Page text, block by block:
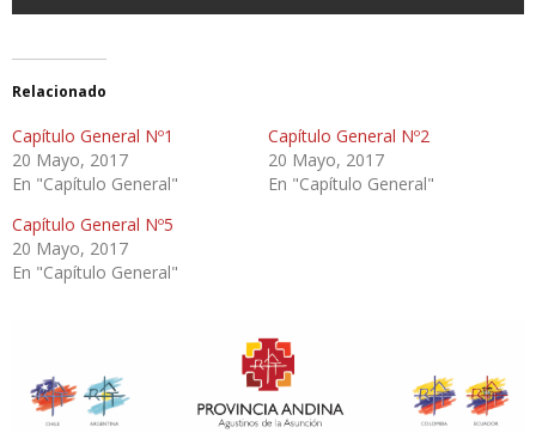
Relacionado
Capítulo General Nº1
20 Mayo, 2017
En "Capítulo General"
Capítulo General Nº2
20 Mayo, 2017
En "Capítulo General"
Capítulo General Nº5
20 Mayo, 2017
En "Capítulo General"